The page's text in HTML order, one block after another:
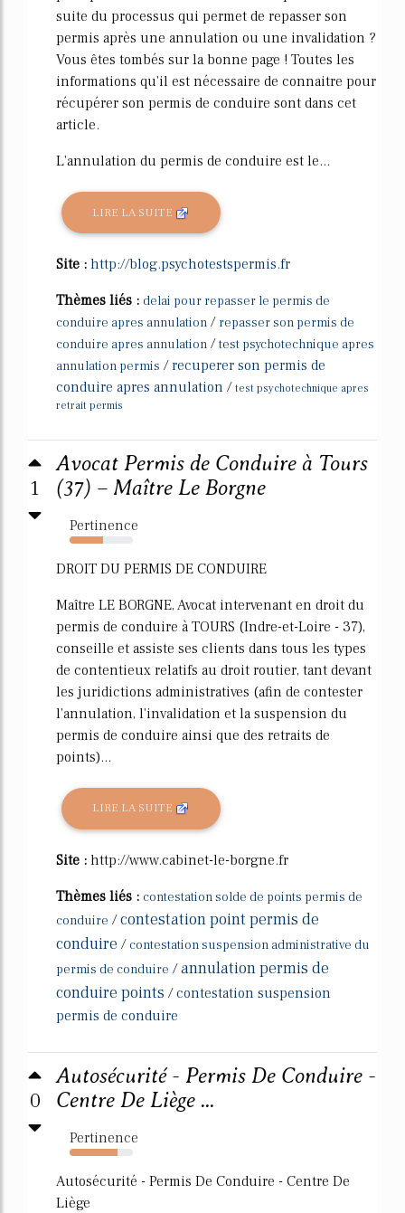
suite du processus qui permet de repasser son
permis après une annulation ou une invalidation ?
Vous êtes tombés sur la bonne page ! Toutes les
informations qu'il est nécessaire de connaitre pour
récupérer son permis de conduire sont dans cet
article.
L'annulation du permis de conduire est le...
LIRE LA SUITE
Site : http://blog.psychotestspermis.fr
Thèmes liés : delai pour repasser le permis de
conduire apres annulation / repasser son permis de
conduire apres annulation /test psychotechnique apres
annulation permis /recuperer son permis de
conduire apres annulation / test psychotechnique apres
retrait permis
1
Avocat Permis de Conduire à Tours
(37) – Maître Le Borgne
Pertinence
53%
DROIT DU PERMIS DE CONDUIRE
Maître LE BORGNE, Avocat intervenant en droit du
permis de conduire à TOURS (Indre-et-Loire - 37),
conseille et assiste ses clients dans tous les types
de contentieux relatifs au droit routier, tant devant
les juridictions administratives (afin de contester
l'annulation, l'invalidation et la suspension du
permis de conduire ainsi que des retraits de
points)...
LIRE LA SUITE
Site : http://www.cabinet-le-borgne.fr
Thèmes liés : contestation solde de points permis de
conduire /contestation point permis de
conduire / contestation suspension administrative du
permis de conduire /annulation permis de
conduire points /contestation suspension
permis de conduire
0
Autosécurité - Permis De Conduire -
Centre De Liège ...
Pertinence
75%
Autosécurité - Permis De Conduire - Centre De
Liège